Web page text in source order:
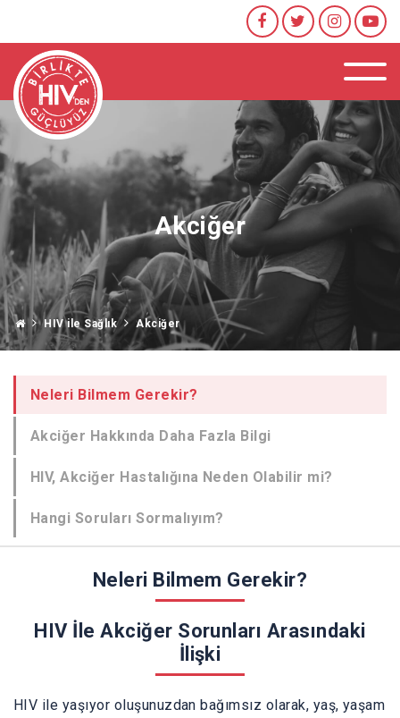
Akciğer
HIV ile Sağlık Akciğer
Neleri Bilmem Gerekir?
Akciğer Hakkında Daha Fazla Bilgi
HIV, Akciğer Hastalığına Neden Olabilir mi?
Hangi Soruları Sormalıyım?
Neleri Bilmem Gerekir?
HIV İle Akciğer Sorunları Arasındaki
İlişki
HIV ile yaşıyor oluşunuzdan bağımsız olarak, yaş, yaşam